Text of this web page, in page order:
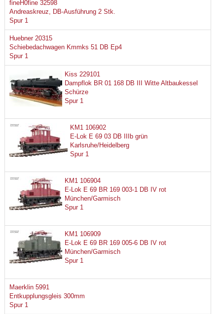
fineH0fine 32598
Andreaskreuz, DB-Ausführung 2 Stk.
Spur 1
Huebner 20315
Schiebedachwagen Kmmks 51 DB Ep4
Spur 1
Kiss 229101
Dampflok BR 01 168 DB III Witte Altbaukessel
Schürze
Spur 1
KM1 106902
E-Lok E 69 03 DB IIIb grün
Karlsruhe/Heidelberg
Spur 1
KM1 106904
E-Lok E 69 BR 169 003-1 DB IV rot
München/Garmisch
Spur 1
KM1 106909
E-Lok E 69 BR 169 005-6 DB IV rot
München/Garmisch
Spur 1
Maerklin 5991
Entkupplungsgleis 300mm
Spur 1